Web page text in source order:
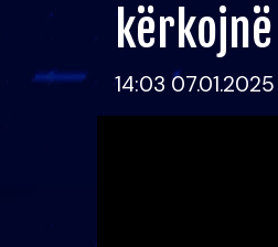
14:03 07.01.2025